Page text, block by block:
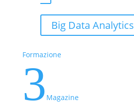
Big Data Analytics
Formazione
3 Magazine